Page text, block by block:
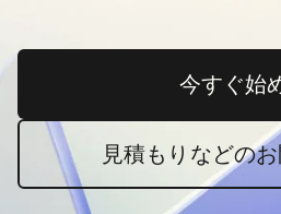
今すぐ始
新
見積もりなどの